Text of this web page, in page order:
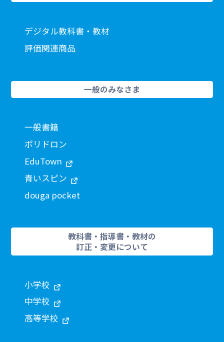
デジタル教科書・教材
評価関連商品
一般のみなさま
一般書籍
ポリドロン
EduTown
青いスピン
douga pocket
教科書・指導書・教材の
訂正・変更について
小学校
中学校
高等学校